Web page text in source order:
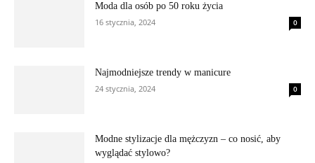
Moda dla osób po 50 roku życia
16 stycznia, 2024
0
Najmodniejsze trendy w manicure
24 stycznia, 2024
0
Modne stylizacje dla mężczyzn – co nosić, aby
wyglądać stylowo?